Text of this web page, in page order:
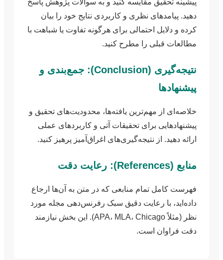
دهید. پیامدهای نظری و کاربردی نتایج خود را بیان
کرده و دلایل احتمالی برای هرگونه تفاوت یا شباهت با
مطالعات قبلی را مطرح کنید.
نتیجه‌گیری (Conclusion): جمع‌بندی و
پیشنهادها
خلاصه‌ای از مهم‌ترین یافته‌ها، محدودیت‌های تحقیق و
پیشنهادهایی برای تحقیقات آتی و کاربردهای عملی
ارائه دهید. از نتیجه‌گیری‌های اغراق‌آمیز پرهیز کنید.
منابع (References): رعایت دقت
فهرست کامل تمام منابعی که در متن به آن‌ها ارجاع
داده‌اید، با رعایت دقیق سبک رفرنس‌دهی مجله مورد
نظر (مثلاً APA، MLA، Chicago). این بخش نیازمند
دقت فراوان است.